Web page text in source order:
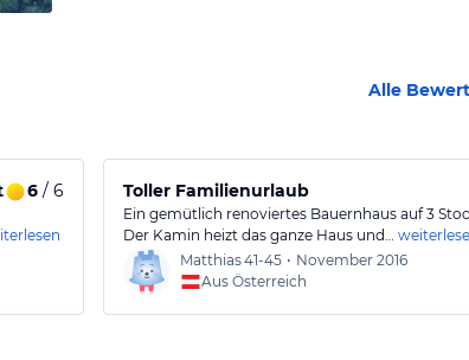
Alle
Tourismus
6/ 6 Toller Familienurlaub
Ein gemütlich renoviertes Bauernhaus auf 3
Der Kamin heizt das ganze Haus und…
Matthias41-45 • November 2016
Aus Österreich